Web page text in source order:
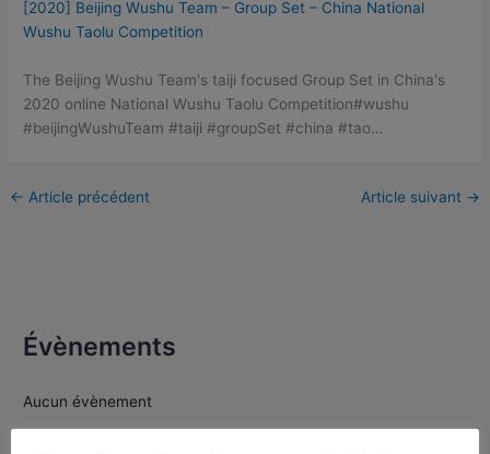
[2020] Beijing Wushu Team – Group Set – China National
Wushu Taolu Competition
The Beijing Wushu Team's taiji focused Group Set in China's
2020 online National Wushu Taolu Competition#wushu
#beijingWushuTeam #taiji #groupSet #china #tao…
← Article précédent Article suivant →
Évènements
Aucun évènement